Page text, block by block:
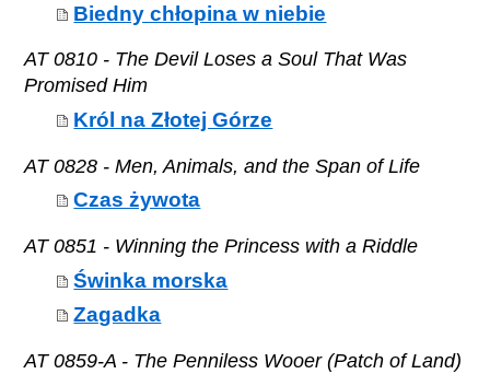
Biedny chłopina w niebie
AT 0810 - The Devil Loses a Soul That Was
Promised Him
Król na Złotej Górze
AT 0828 - Men, Animals, and the Span of Life
Czas żywota
AT 0851 - Winning the Princess with a Riddle
Świnka morska
Zagadka
AT 0859-A - The Penniless Wooer (Patch of Land)